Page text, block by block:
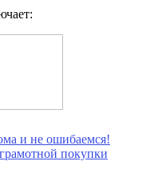
и не ошибаемся!
покупки